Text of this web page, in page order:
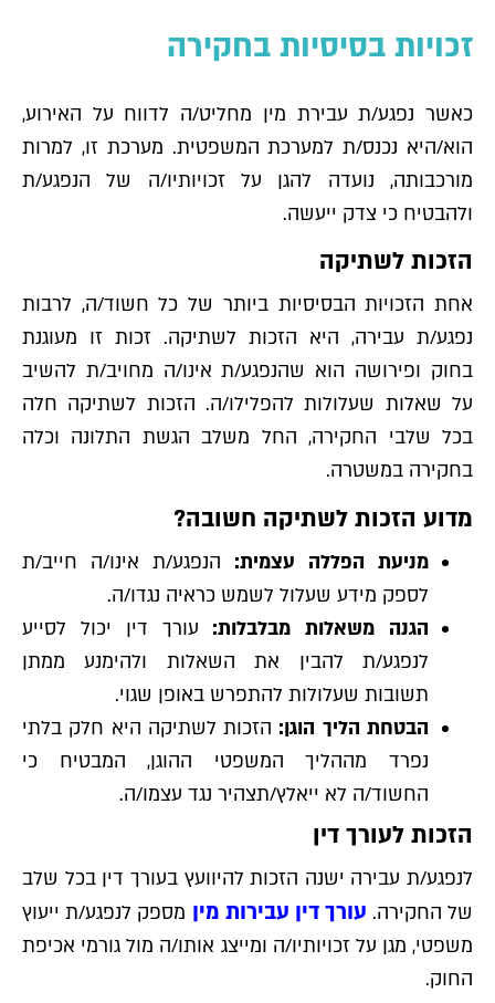
זכויות בסיסיות בחקירה
כאשר נפגע/ת עבירת מין מחליט/ה לדווח על האירוע,
הוא/היא נכנס/ת למערכת המשפטית. מערכת זו, למרות
מורכבותה, נועדה להגן על זכויותיו/ה של הנפגע/ת
ולהבטיח כי צדק ייעשה.
הזכות לשתיקה
אחת הזכויות הבסיסיות ביותר של כל חשוד/ה, לרבות
נפגע/ת עבירה, היא הזכות לשתיקה. זכות זו מעוגנת
בחוק ופירושה הוא שהנפגע/ת אינו/ה מחויב/ת להשיב
על שאלות שעלולות להפלילו/ה. הזכות לשתיקה חלה
בכל שלבי החקירה, החל משלב הגשת התלונה וכלה
בחקירה במשטרה.
מדוע הזכות לשתיקה חשובה?
מניעת הפללה עצמית: הנפגע/ת אינו/ה חייב/ת
לספק מידע שעלול לשמש כראיה נגדו/ה.
הגנה משאלות מבלבלות: עורך דין יכול לסייע
לנפגע/ת להבין את השאלות ולהימנע ממתן
תשובות שעלולות להתפרש באופן שגוי.
הבטחת הליך הוגן: הזכות לשתיקה היא חלק בלתי
נפרד מההליך המשפטי ההוגן, המבטיח כי
החשוד/ה לא ייאלץ/תצהיר נגד עצמו/ה.
הזכות לעורך דין
לנפגע/ת עבירה ישנה הזכות להיוועץ בעורך דין בכל שלב
של החקירה. עורך דין עבירות מין מספק לנפגע/ת ייעוץ
משפטי, מגן על זכויותיו/ה ומייצג אותו/ה מול גורמי אכיפת
החוק.